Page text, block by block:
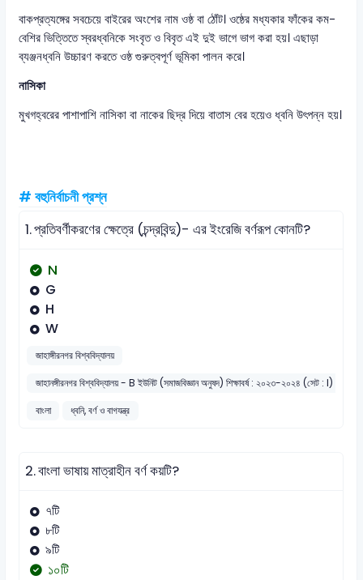
বাকপ্রত্যঙ্গের সবচেয়ে বাইরের অংশের নাম ওষ্ঠ বা ঠোঁট। ওষ্ঠের মধ্যকার ফাঁকের কম-
বেশির ভিত্তিতে স্বরধ্বনিকে সংবৃত ও বিবৃত এই দুই ভাগে ভাগ করা হয়। এছাড়া
ব্যঞ্জনধ্বনি উচ্চারণ করতে ওষ্ঠ গুরুত্বপূর্ণ ভূমিকা পালন করে।
নাসিকা
মুখগহ্বরের পাশাপাশি নাসিকা বা নাকের ছিদ্র দিয়ে বাতাস বের হয়েও ধ্বনি উৎপন্ন হয়।
# বহুনির্বাচনী প্রশ্ন
1.প্রতিবর্ণীকরণের ক্ষেত্রে (চন্দ্রবিন্দু)- এর ইংরেজি বর্ণরূপ কোনটি?
N
G
H
W
জাহাঙ্গীরনগর বিশ্ববিদ্যালয়
জাহানঙ্গীরনগর বিশ্ববিদ্যালয় - B ইউনিট (সমাজবিজ্ঞান অনুষদ) শিক্ষাবর্ষ : ২০২৩-২০২৪ (সেট : I)
বাংলা
ধ্বনি, বর্ণ ও বাগযন্ত্র
2.বাংলা ভাষায় মাত্রাহীন বর্ণ কয়টি?
৭টি
৮টি
৯টি
১০টি